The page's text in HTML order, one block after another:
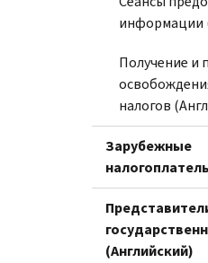
информации
Получение и
налогов
Зарубежные
(Английский)